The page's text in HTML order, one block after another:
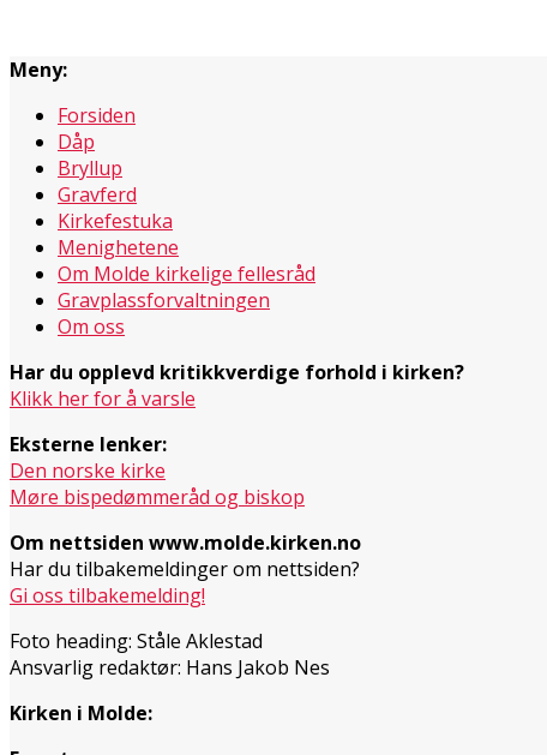
Meny:
Forsiden
Dåp
Bryllup
Gravferd
Kirkefestuka
Menighetene
Om Molde kirkelige fellesråd
Gravplassforvaltningen
Om oss
Har du opplevd kritikkverdige forhold i kirken?
Klikk her for å varsle
Eksterne lenker:
Den norske kirke
Møre bispedømmeråd og biskop
Om nettsiden www.molde.kirken.no
Har du tilbakemeldinger om nettsiden?
Gi oss tilbakemelding!
Foto heading: Ståle Aklestad
Ansvarlig redaktør: Hans Jakob Nes
Kirken i Molde: